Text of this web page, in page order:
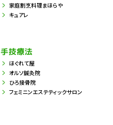
家庭割烹料理まほらや
キュアレ
手技療法
ほぐれて屋
オルソ鍼灸院
ひろ接骨院
フェミニンエステティックサロン